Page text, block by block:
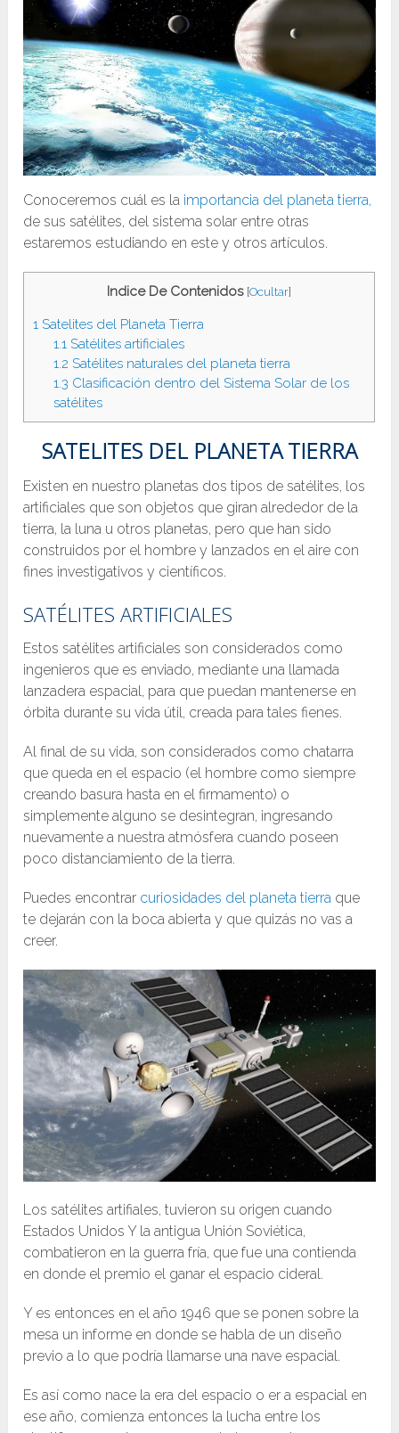
Conoceremos cuál es la importancia del planeta tierra,
de sus satélites, del sistema solar entre otras
estaremos estudiando en este y otros artículos.
Indice De Contenidos [Ocultar]
1 Satelites del Planeta Tierra
1.1Satélites artificiales
1.2 Satélites naturales del planeta tierra
1.3 Clasificación dentro del Sistema Solar de los
satélites
SATELITES DEL PLANETA TIERRA
Existen en nuestro planetas dos tipos de satélites, los
artificiales que son objetos que giran alrededor de la
tierra, la luna u otros planetas, pero que han sido
construidos por el hombre y lanzados en el aire con
fines investigativos y científicos.
SATÉLITES ARTIFICIALES
Estos satélites artificiales son considerados como
ingenieros que es enviado, mediante una llamada
lanzadera espacial, para que puedan mantenerse en
órbita durante su vida útil, creada para tales fienes.
Al final de su vida, son considerados como chatarra
que queda en el espacio (el hombre como siempre
creando basura hasta en el firmamento) o
simplemente alguno se desintegran, ingresando
nuevamente a nuestra atmósfera cuando poseen
poco distanciamiento de la tierra.
Puedes encontrar curiosidades del planeta tierra que
te dejarán con la boca abierta y que quizás no vas a
creer.
Los satélites artifiales, tuvieron su origen cuando
Estados Unidos Y la antigua Unión Soviética,
combatieron en la guerra fría, que fue una contienda
en donde el premio el ganar el espacio cideral.
Y es entonces en el año 1946 que se ponen sobre la
mesa un informe en donde se habla de un diseño
previo a lo que podría llamarse una nave espacial.
Es así como nace la era del espacio o er a espacial en
ese año, comienza entonces la lucha entre los